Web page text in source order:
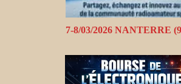
7-8/03/2026 NANTERRE